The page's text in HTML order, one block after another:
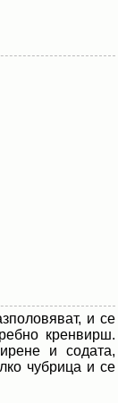
и се
кренвирш.
и содата,
чубрица и се